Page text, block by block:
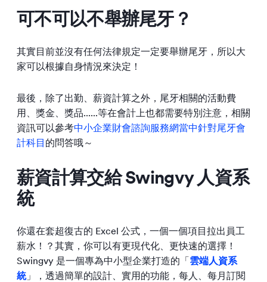
可不可以不舉辦尾牙？
其實目前並沒有任何法律規定一定要舉辦尾牙，所以大
家可以根據自身情況來決定！
最後，除了出勤、薪資計算之外，尾牙相關的活動費
用、獎金、獎品......等在會計上也都需要特別注意，相關
資訊可以參考中小企業財會諮詢服務網當中針對尾牙會
計科目 的問答哦～
薪資計算交給 Swingvy 人資系
統
你還在套超復古的 Excel 公式，一個一個項目拉出員工
薪水！？其實，你可以有更現代化、更快速的選擇！
Swingvy 是一個專為中小型企業打造的「雲端人資系
統」，透過簡單的設計、實用的功能，每人、每月訂閱